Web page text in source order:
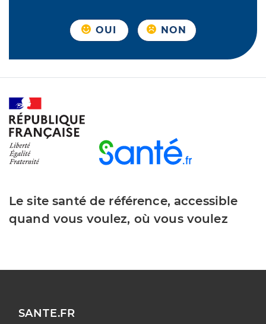
OUI NON
Le site santé de référence, accessible
quand vous voulez, où vous voulez
SANTE.FR